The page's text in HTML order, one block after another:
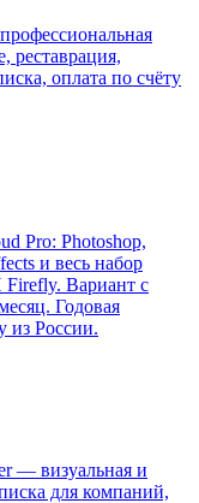
реставрация,
оплата по счёту
Pro: Photoshop,
и весь набор
Вариант с
Годовая
из России.
— визуальная и
для компаний,